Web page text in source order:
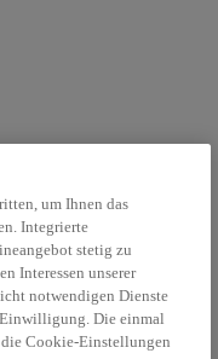
um Ihnen das
Integrierte
stetig zu
Interessen unserer
notwendigen Dienste
Die einmal
Cookie-Einstellungen